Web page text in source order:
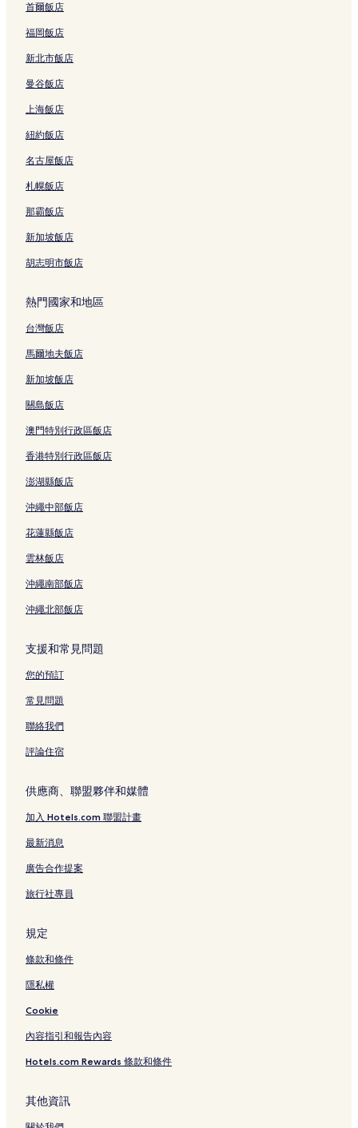
全生庵附近的飯店
觀音寺附近的飯店
朝倉雕塑館附近的飯店
上野站附近的飯店
根津飯店
西日暮里飯店
根津神社附近的飯店
西日暮里站附近的飯店
京成上野站附近的飯店
四季庵附近的飯店
東日暮里飯店
荒川飯店
上野御徒町站附近的飯店
淺草飯店
赤土小學校前站附近的飯店
三河島站附近的飯店
谷中飯店
台東的商務飯店
台東的奢華飯店
台東的親子飯店
台東的提供免費早餐的飯店
東京的設有健身中心的飯店
東京的性別友善飯店
東京的設有廚房的飯店
千代田的性別友善飯店
千代田的設有健身中心的飯店
首爾飯店
福岡飯店
新北市飯店
曼谷飯店
上海飯店
紐約飯店
名古屋飯店
札幌飯店
那霸飯店
新加坡飯店
胡志明市飯店
熱門國家和地區
台灣飯店
馬爾地夫飯店
新加坡飯店
關島飯店
澳門特別行政區飯店
香港特別行政區飯店
澎湖縣飯店
沖繩中部飯店
花蓮縣飯店
雲林飯店
沖繩南部飯店
沖繩北部飯店
支援和常見問題
您的預訂
常見問題
聯絡我們
評論住宿
供應商、聯盟夥伴和媒體
加入 Hotels.com 聯盟計畫
最新消息
廣告合作提案
旅行社專員
規定
條款和條件
隱私權
Cookie
內容指引和報告內容
Hotels.com Rewards 條款和條件
其他資訊